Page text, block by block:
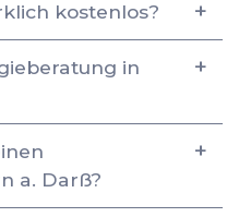
kostenlos?
in
a. Darß?